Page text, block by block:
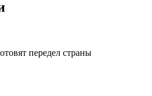
передел страны